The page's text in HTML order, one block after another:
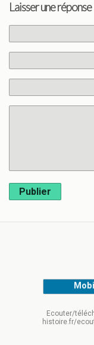
Laisser une réponse
Publier
Ecouter/
histoire.fr/